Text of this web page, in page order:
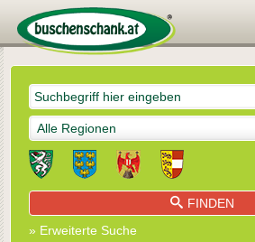
Alle Regionen
FINDEN
» Erweiterte Suche